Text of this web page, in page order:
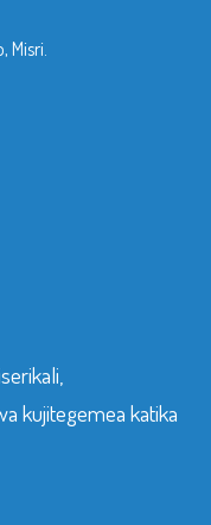
Misri.
kujitegemea katika